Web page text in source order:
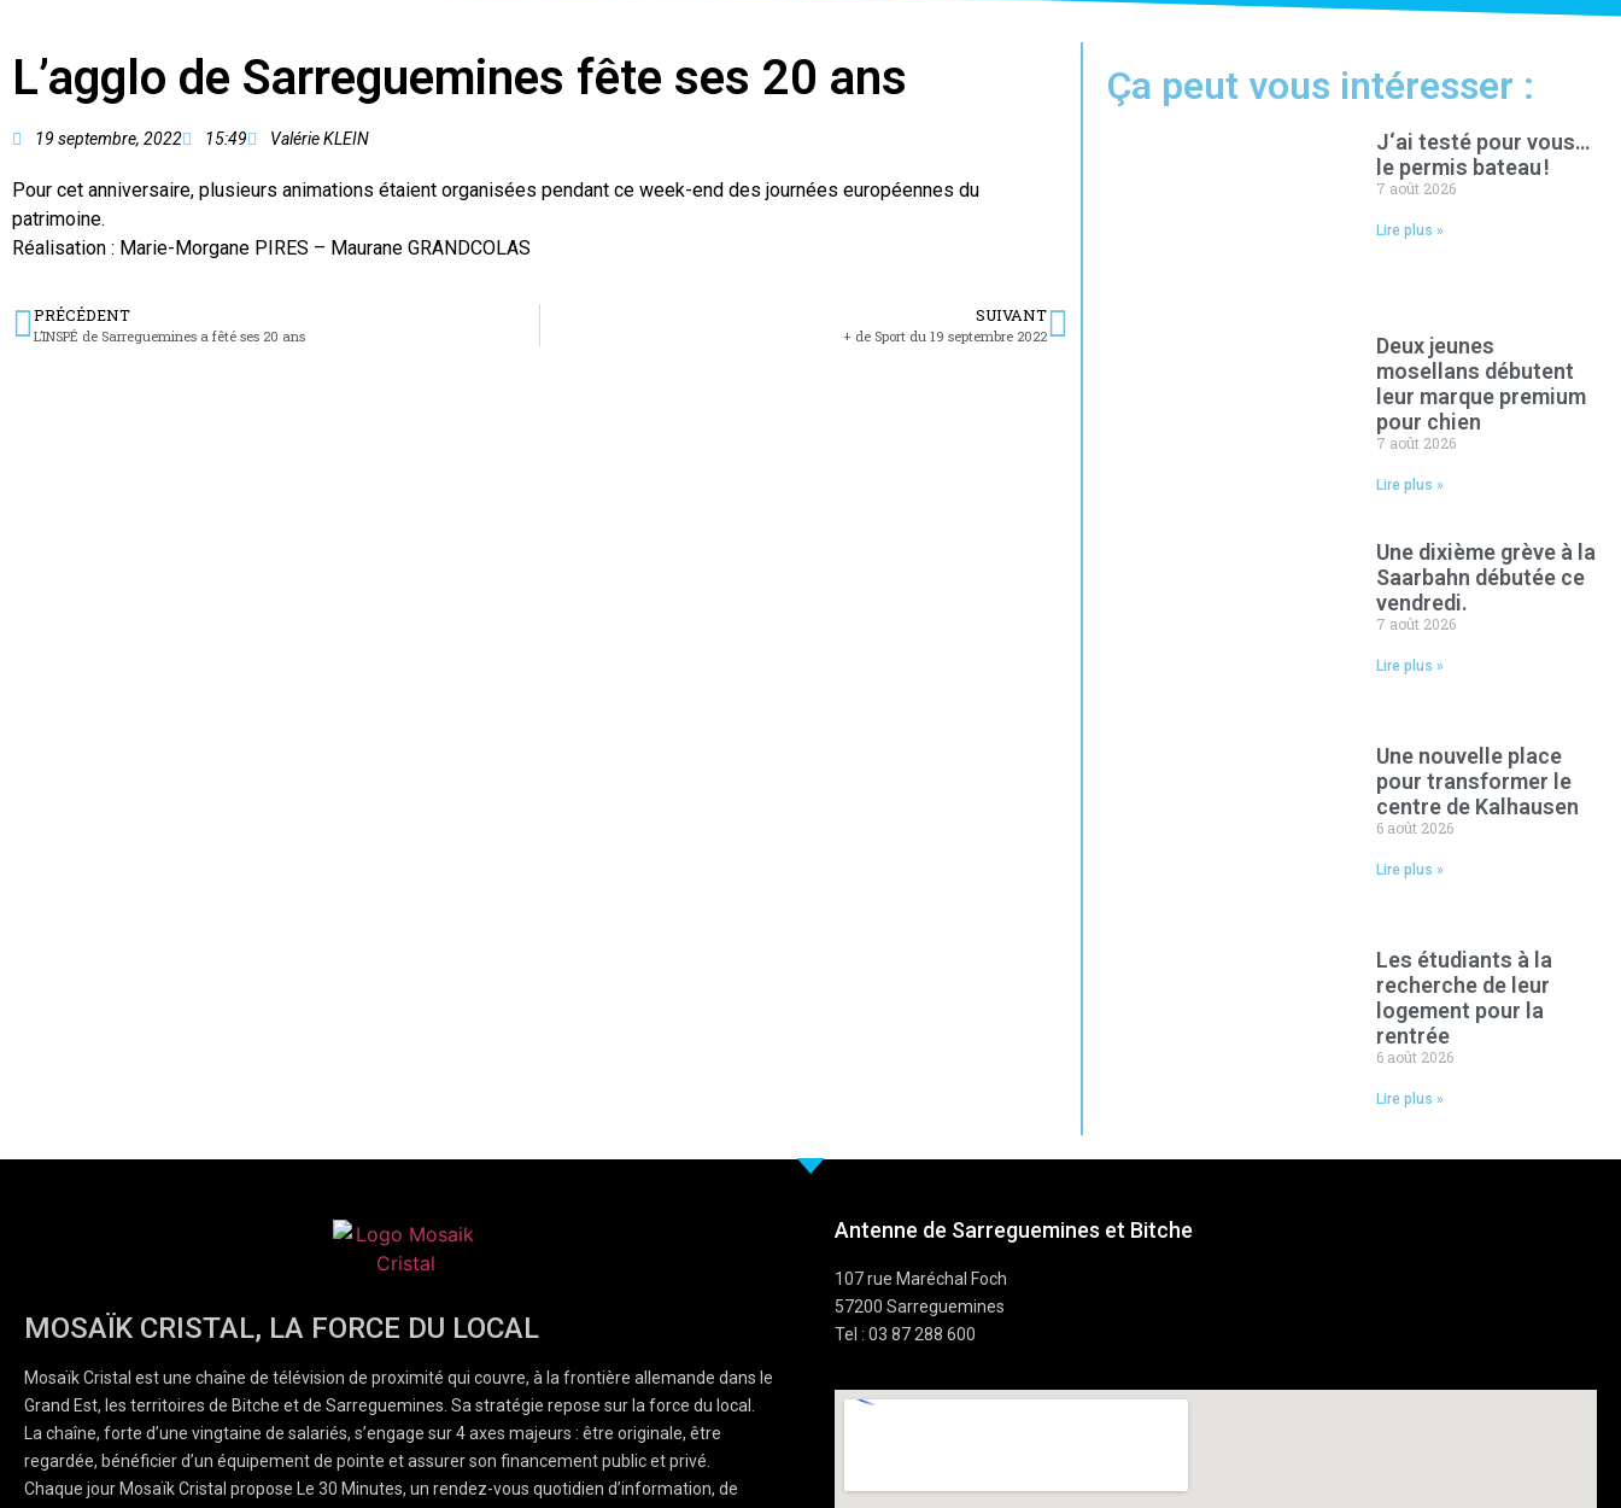
L’agglo de Sarreguemines fête ses 20 ans
19 septembre, 2022 15:49 Valérie KLEIN
Pour cet anniversaire, plusieurs animations étaient organisées pendant ce week-end des journées européennes du
patrimoine.
Réalisation : Marie-Morgane PIRES – Maurane GRANDCOLAS
PRÉCÉDENT
L’INSPÉ de Sarreguemines a fêté ses 20 ans
SUIVANT
+ de Sport du 19 septembre 2022
Ça peut vous intéresser :
J‘ai testé pour vous…
le permis bateau !
7 août 2026
Lire plus »
Deux jeunes
mosellans débutent
leur marque premium
pour chien
7 août 2026
Lire plus »
Une dixième grève à la
Saarbahn débutée ce
vendredi.
7 août 2026
Lire plus »
Une nouvelle place
pour transformer le
centre de Kalhausen
6 août 2026
Lire plus »
Les étudiants à la
recherche de leur
logement pour la
rentrée
6 août 2026
Lire plus »
MOSAÏK CRISTAL, LA FORCE DU LOCAL
Mosaïk Cristal est une chaîne de télévision de proximité qui couvre, à la frontière allemande dans le
Grand Est, les territoires de Bitche et de Sarreguemines. Sa stratégie repose sur la force du local.
La chaîne, forte d’une vingtaine de salariés, s’engage sur 4 axes majeurs : être originale, être
regardée, bénéficier d’un équipement de pointe et assurer son financement public et privé.
Chaque jour Mosaïk Cristal propose Le 30 Minutes, un rendez-vous quotidien d’information, de
Antenne de Sarreguemines et Bitche
107 rue Maréchal Foch
57200 Sarreguemines
Tel : 03 87 288 600